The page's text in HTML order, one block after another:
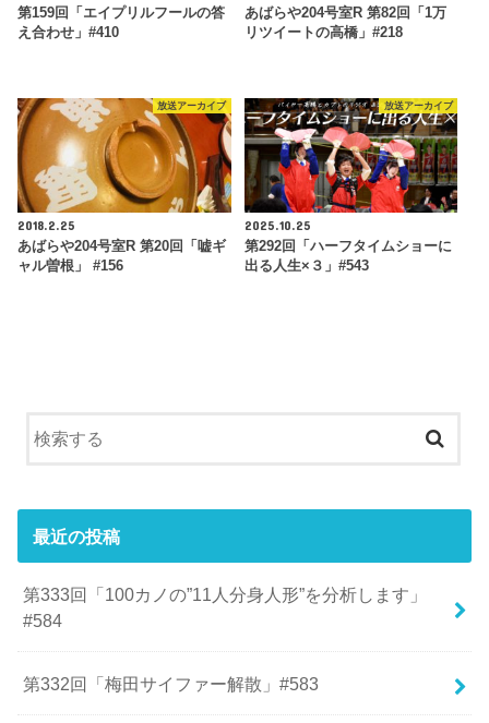
第159回「エイプリルフールの答
え合わせ」#410
あばらや204号室R 第82回「1万
リツイートの高橋」#218
放送アーカイブ
2018.2.25
あばらや204号室R 第20回「嘘ギ
ャル曽根」 #156
放送アーカイブ
2025.10.25
第292回「ハーフタイムショーに
出る人生×３」#543
最近の投稿
第333回「100カノの”11人分身人形”を分析します」
#584
第332回「梅田サイファー解散」#583